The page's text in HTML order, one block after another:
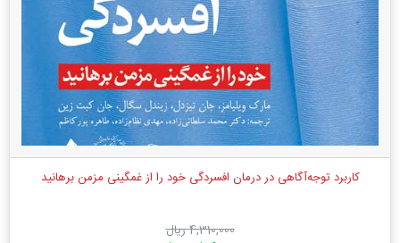
کاربرد توجه‌آگاهی در درمان افسردگی خود را از غمگینی مزمن برهانید
4,310,000 ریال